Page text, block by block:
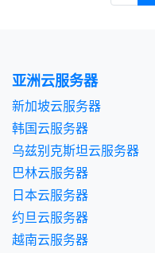
亚洲云服务器
新加坡云服务器
韩国云服务器
乌兹别克斯坦云服务器
巴林云服务器
日本云服务器
约旦云服务器
越南云服务器